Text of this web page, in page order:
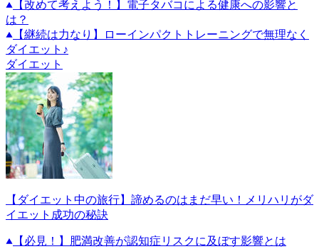
【改めて考えよう！】電子タバコによる健康への影響と
は？
【継続は力なり】ローインパクトトレーニングで無理なく
ダイエット♪
ダイエット
【ダイエット中の旅行】諦めるのはまだ早い！メリハリがダ
イエット成功の秘訣
【必見！】肥満改善が認知症リスクに及ぼす影響とは